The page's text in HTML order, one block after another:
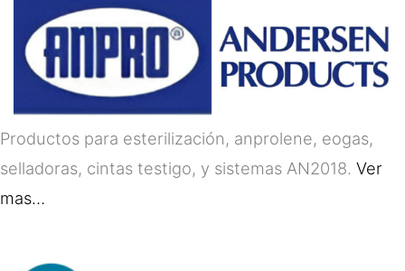
Productos para esterilización, anprolene, eogas,
selladoras, cintas testigo, y sistemas AN2018. Ver
mas…